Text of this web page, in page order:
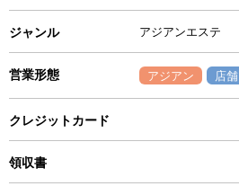
ジャンル アジアンエステ
営業形態 アジアン 店舗
クレジットカード
領収書